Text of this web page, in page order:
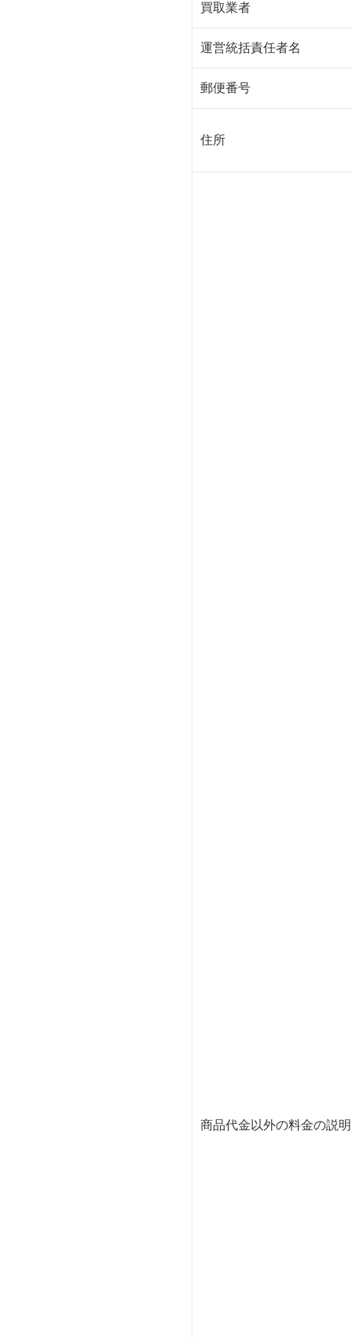
買取業者
運営統括責任者名
郵便番号
住所
商品代金以外の料金の説明